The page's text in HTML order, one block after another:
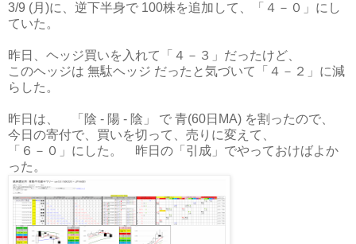
3/9 (月)に、逆下半身で 100株を追加して、「４－０」にし
ていた。
昨日、ヘッジ買いを入れて「４－３」だったけど、
このヘッジは 無駄ヘッジ だったと気づいて「４－２」に減
らした。
昨日は、 「陰 - 陽 - 陰」 で 青(60日MA) を割ったので、
今日の寄付で、買いを切って、売りに変えて、
「６－０」にした。 昨日の「引成」でやっておけばよか
った。